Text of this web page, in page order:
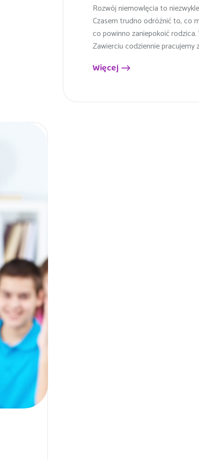
Rozwój niemowlęcia to
Czasem trudno odróżnić to, co
co powinno zaniepokoić
Zawierciu codziennie pracujemy
Więcej